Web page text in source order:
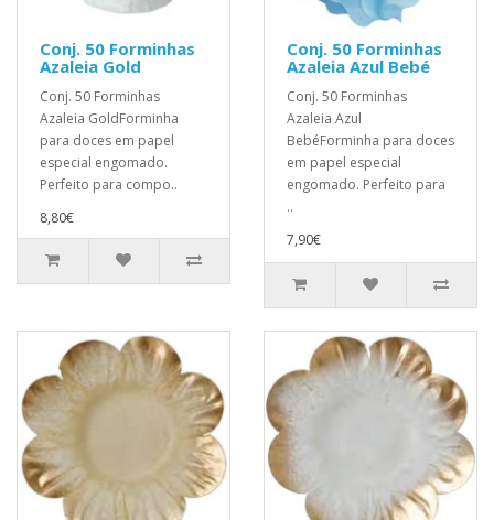
Conj. 50 Forminhas
Azaleia Gold
Conj. 50 Forminhas
Azaleia GoldForminha
para doces em papel
especial engomado.
Perfeito para compo..
8,80€
Conj. 50 Forminhas
Azaleia Azul Bebé
Conj. 50 Forminhas
Azaleia Azul
BebéForminha para doces
em papel especial
engomado. Perfeito para
..
7,90€